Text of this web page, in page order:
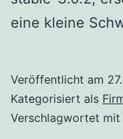
eine kleine
Veröffentlicht am
Kategorisiert als
Verschlagwortet mit